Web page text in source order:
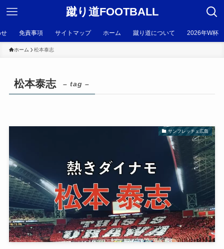
蹴り道FOOTBALL
免責事項 サイトマップ ホーム 蹴り道について 2026年W杯
ホーム 松本泰志
松本泰志 – tag –
サンフレッチェ広島